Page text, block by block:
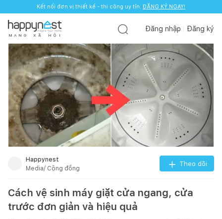
Kết nối đơn vị thiết kế - thi công uy tín. ĐĂNG KÝ NGAY!
M Ạ N G X Ã H Ộ I
Đăng nhập Đăng ký
Happynest
Media/ Cộng đồng
Theo dõi
Cách vệ sinh máy giặt cửa ngang, cửa
trước đơn giản và hiệu quả